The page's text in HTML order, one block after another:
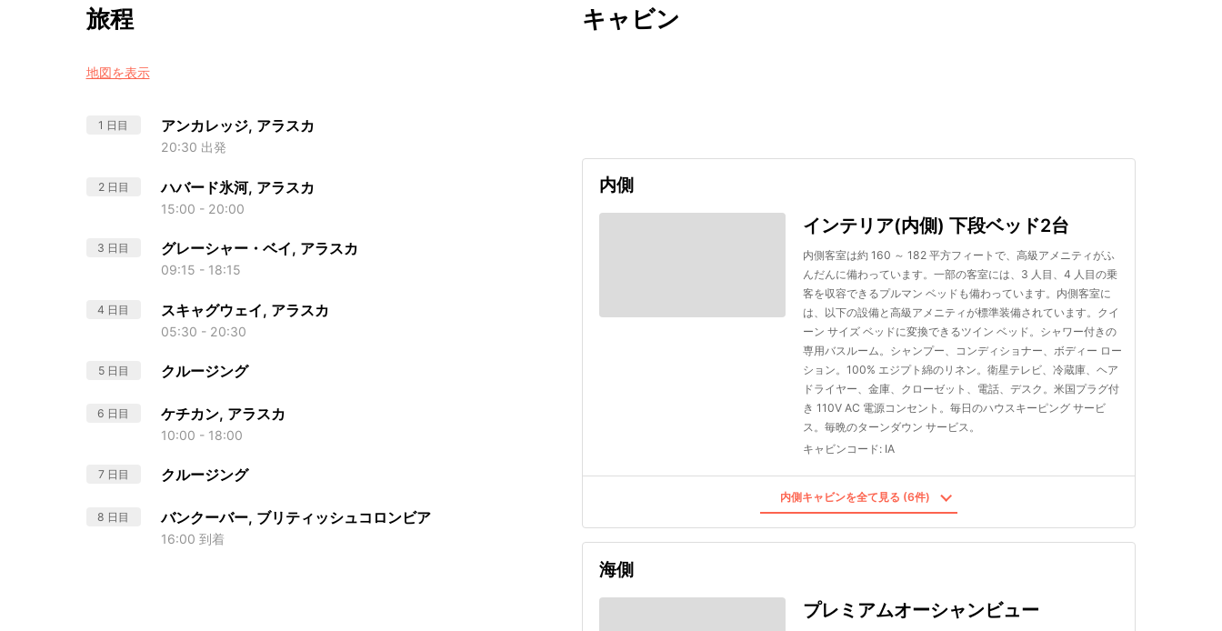
旅程
地図を表示
1 日目 アンカレッジ, アラスカ
20:30 出発
2 日目 ハバード氷河, アラスカ
15:00 - 20:00
3 日目 グレーシャー・ベイ, アラスカ
09:15 - 18:15
4 日目 スキャグウェイ, アラスカ
05:30 - 20:30
5 日目 クルージング
6 日目 ケチカン, アラスカ
10:00 - 18:00
7 日目 クルージング
8 日目 バンクーバー, ブリティッシュコロンビア
16:00 到着
キャビン
内側
インテリア(内側) 下段ベッド2台
内側客室は約 160 ～ 182 平方フィートで、高級アメニティがふ
んだんに備わっています。一部の客室には、3 人目、4 人目の乗
客を収容できるプルマン ベッドも備わっています。内側客室に
は、以下の設備と高級アメニティが標準装備されています。クイ
ーン サイズ ベッドに変換できるツイン ベッド。シャワー付きの
専用バスルーム。シャンプー、コンディショナー、ボディー ロー
ション。100% エジプト綿のリネン。衛星テレビ、冷蔵庫、ヘア
ドライヤー、金庫、クローゼット、電話、デスク。米国プラグ付
き 110V AC 電源コンセント。毎日のハウスキーピング サービ
ス。毎晩のターンダウン サービス。
キャビンコード: IA
内側キャビンを全て見る (6件)
海側
プレミアムオーシャンビュー